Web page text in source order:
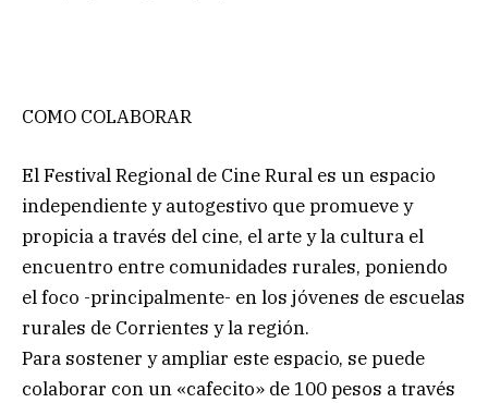
COMO COLABORAR
El Festival Regional de Cine Rural es un espacio
independiente y autogestivo que promueve y
propicia a través del cine, el arte y la cultura el
encuentro entre comunidades rurales, poniendo
el foco -principalmente- en los jóvenes de escuelas
rurales de Corrientes y la región.
Para sostener y ampliar este espacio, se puede
colaborar con un «cafecito» de 100 pesos a través